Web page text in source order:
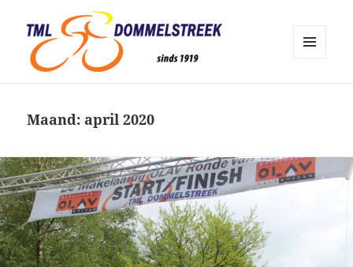
Maand: april 2020